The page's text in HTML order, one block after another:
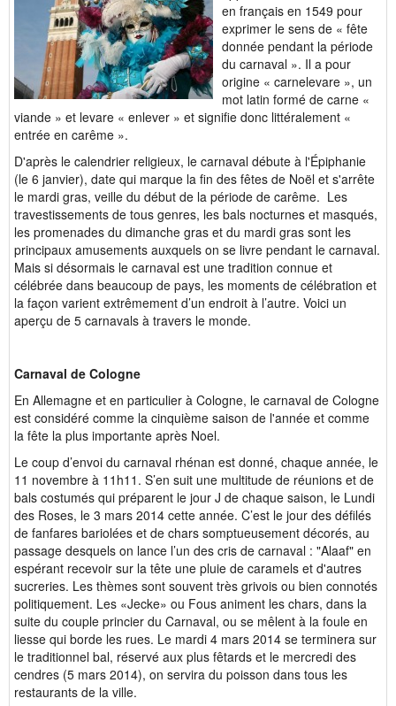
en français en 1549 pour
exprimer le sens de « fête
donnée pendant la période
du carnaval ». Il a pour
origine « carnelevare », un
mot latin formé de carne «
viande » et levare « enlever » et signifie donc littéralement «
entrée en carême ».
D'après le calendrier religieux, le carnaval débute à l'Épiphanie
(le 6 janvier), date qui marque la fin des fêtes de Noël et s'arrête
le mardi gras, veille du début de la période de carême. Les
travestissements de tous genres, les bals nocturnes et masqués,
les promenades du dimanche gras et du mardi gras sont les
principaux amusements auxquels on se livre pendant le carnaval.
Mais si désormais le carnaval est une tradition connue et
célébrée dans beaucoup de pays, les moments de célébration et
la façon varient extrêmement d’un endroit à l’autre. Voici un
aperçu de 5 carnavals à travers le monde.
Carnaval de Cologne
En Allemagne et en particulier à Cologne, le carnaval de Cologne
est considéré comme la cinquième saison de l'année et comme
la fête la plus importante après Noel.
Le coup d’envoi du carnaval rhénan est donné, chaque année, le
11 novembre à 11h11. S’en suit une multitude de réunions et de
bals costumés qui préparent le jour J de chaque saison, le Lundi
des Roses, le 3 mars 2014 cette année. C’est le jour des défilés
de fanfares bariolées et de chars somptueusement décorés, au
passage desquels on lance l’un des cris de carnaval : "Alaaf" en
espérant recevoir sur la tête une pluie de caramels et d'autres
sucreries. Les thèmes sont souvent très grivois ou bien connotés
politiquement. Les «Jecke» ou Fous animent les chars, dans la
suite du couple princier du Carnaval, ou se mêlent à la foule en
liesse qui borde les rues. Le mardi 4 mars 2014 se terminera sur
le traditionnel bal, réservé aux plus fêtards et le mercredi des
cendres (5 mars 2014), on servira du poisson dans tous les
restaurants de la ville.